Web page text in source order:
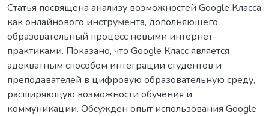
Статья посвящена анализу возможностей Google Класса
как онлайнового инструмента, дополняющего
образовательный процесс новыми интернет-
практиками. Показано, что Google Класс является
адекватным способом интеграции студентов и
преподавателей в цифровую образовательную среду,
расширяющую возможности обучения и
коммуникации. Обсужден опыт использования Google